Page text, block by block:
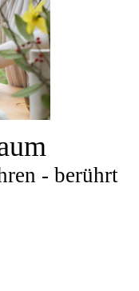
- berührt